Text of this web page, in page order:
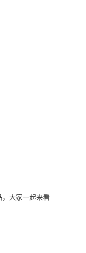
大家一起来看